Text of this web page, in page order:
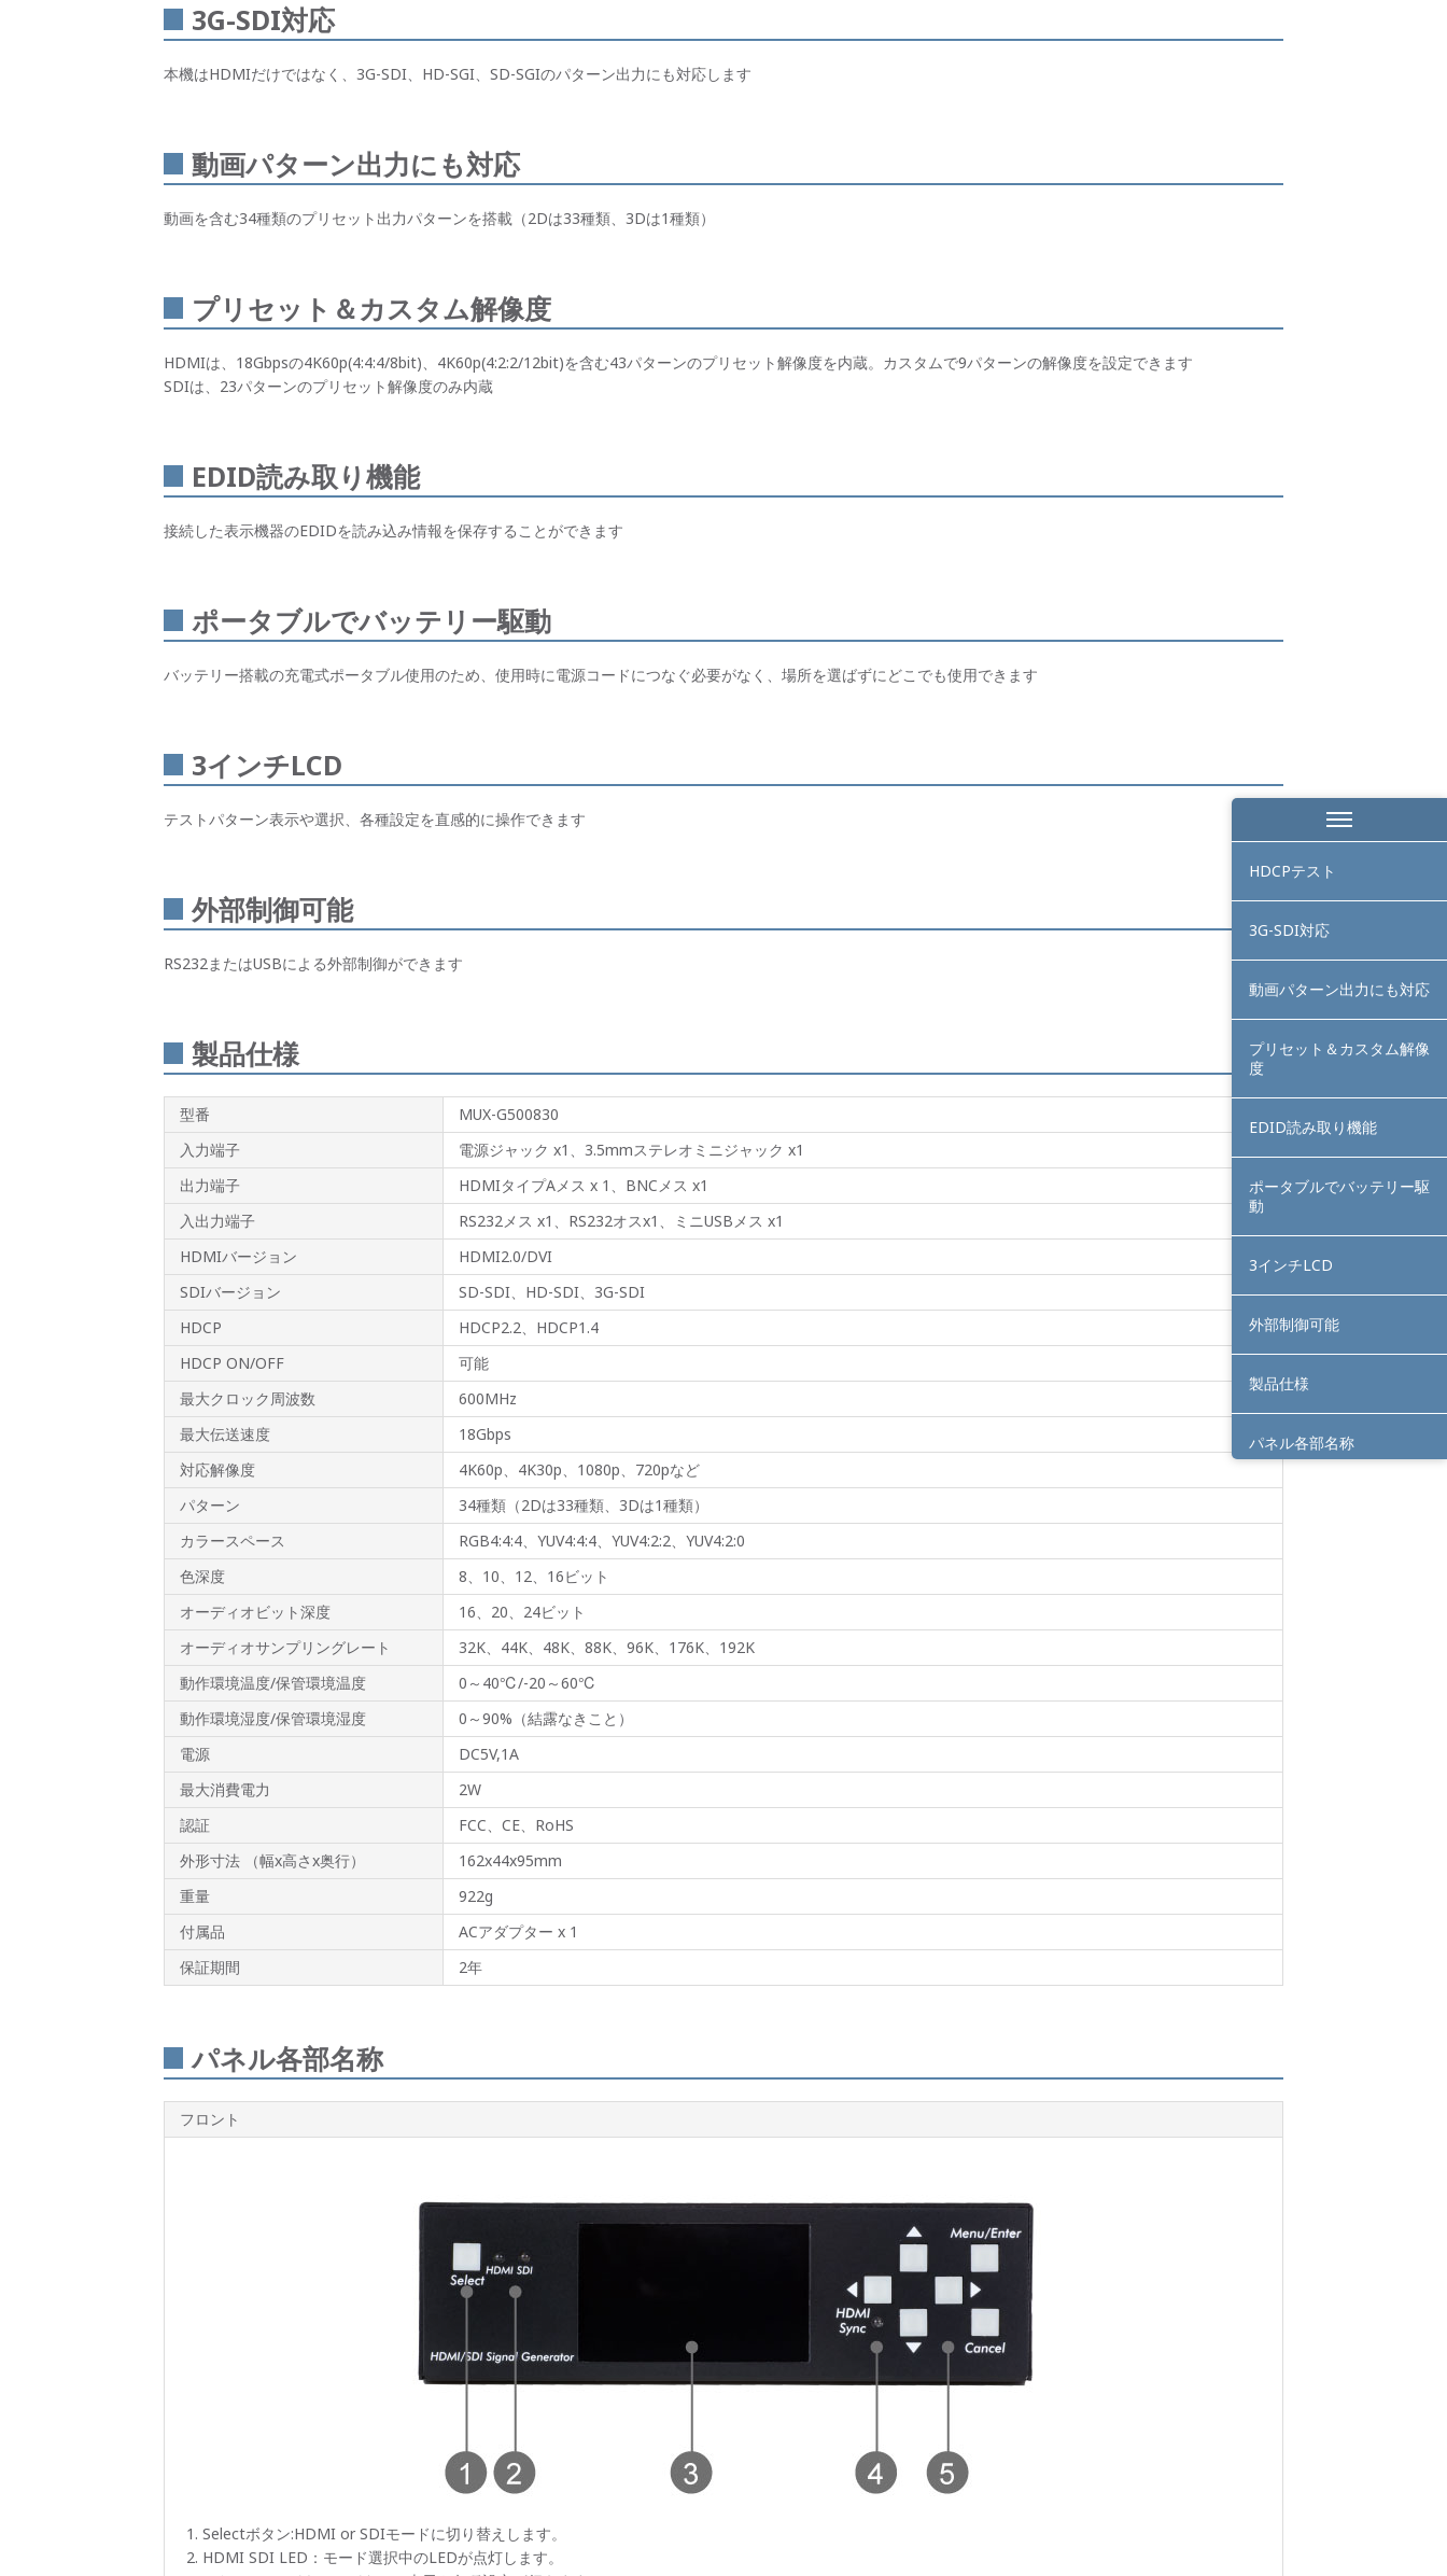
3G-SDI対応
本機はHDMIだけではなく、3G-SDI、HD-SGI、SD-SGIのパターン出力にも対応します
動画パターン出力にも対応
動画を含む34種類のプリセット出力パターンを搭載（2Dは33種類、3Dは1種類）
プリセット＆カスタム解像度
HDMIは、18Gbpsの4K60p(4:4:4/8bit)、4K60p(4:2:2/12bit)を含む43パターンのプリセット解像度を内蔵。カスタムで9パターンの解像度を設定できます
SDIは、23パターンのプリセット解像度のみ内蔵
EDID読み取り機能
接続した表示機器のEDIDを読み込み情報を保存することができます
ポータブルでバッテリー駆動
バッテリー搭載の充電式ポータブル使用のため、使用時に電源コードにつなぐ必要がなく、場所を選ばずにどこでも使用できます
3インチLCD
テストパターン表示や選択、各種設定を直感的に操作できます
外部制御可能
RS232またはUSBによる外部制御ができます
製品仕様
型番
MUX-G500830
入力端子
電源ジャック x1、3.5mmステレオミニジャック x1
出力端子
HDMIタイプAメス x 1、BNCメス x1
入出力端子
RS232メス x1、RS232オスx1、ミニUSBメス x1
HDMIバージョン
HDMI2.0/DVI
SDIバージョン
SD-SDI、HD-SDI、3G-SDI
HDCP
HDCP2.2、HDCP1.4
HDCP ON/OFF
可能
最大クロック周波数
600MHz
最大伝送速度
18Gbps
対応解像度
4K60p、4K30p、1080p、720pなど
パターン
34種類（2Dは33種類、3Dは1種類）
カラースペース
RGB4:4:4、YUV4:4:4、YUV4:2:2、YUV4:2:0
色深度
8、10、12、16ビット
オーディオビット深度
16、20、24ビット
オーディオサンプリングレート
32K、44K、48K、88K、96K、176K、192K
動作環境温度/保管環境温度
0～40℃/-20～60℃
動作環境湿度/保管環境湿度
0～90%（結露なきこと）
電源
DC5V,1A
最大消費電力
2W
認証
FCC、CE、RoHS
外形寸法 （幅x高さx奥行）
162x44x95mm
重量
922g
付属品
ACアダプター x 1
保証期間
2年
パネル各部名称
フロント
Selectボタン:HDMI or SDIモードに切り替えします。
HDMI SDI LED：モード選択中のLEDが点灯します。
HDCPテスト
3G-SDI対応
動画パターン出力にも対応
プリセット＆カスタム解像
度
EDID読み取り機能
ポータブルでバッテリー駆
動
3インチLCD
外部制御可能
製品仕様
パネル各部名称
サポート情報